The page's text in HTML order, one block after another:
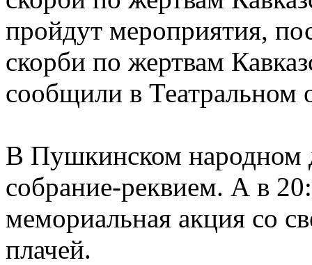
пройдут мероприятия,
скорби по жертвам
сообщили в Театральном
В Пушкинском народном
собрание-реквием. А в
мемориальная акция со
плачей.